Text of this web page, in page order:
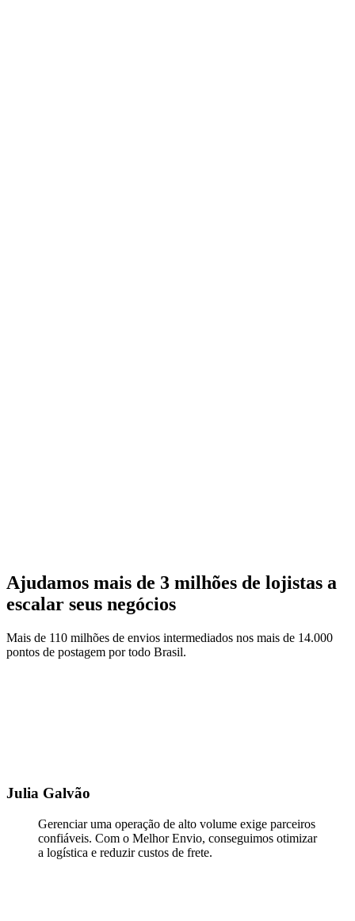
Ajudamos mais de 3 milhões de lojistas a
escalar seus negócios
Mais de 110 milhões de envios intermediados nos mais de 14.000
pontos de postagem por todo Brasil.
Julia Galvão
Gerenciar uma operação de alto volume exige parceiros
confiáveis. Com o Melhor Envio, conseguimos otimizar
a logística e reduzir custos de frete.